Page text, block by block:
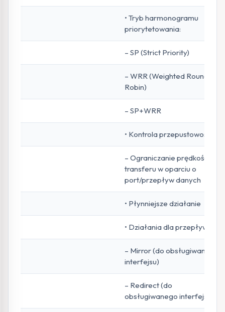
• Tryb harmonogramu
priorytetowania:
– SP (Strict Priority)
– WRR (Weighted Round
Robin)
– SP+WRR
• Kontrola przepustowości
– Ograniczanie prędkości
transferu w oparciu o
port/przepływ danych
• Płynniejsze działanie
• Działania dla przepływów
– Mirror (do obsługiwanego
interfejsu)
– Redirect (do
obsługiwanego interfejsu)